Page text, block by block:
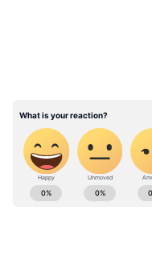
ABOUT THE AUTHOR